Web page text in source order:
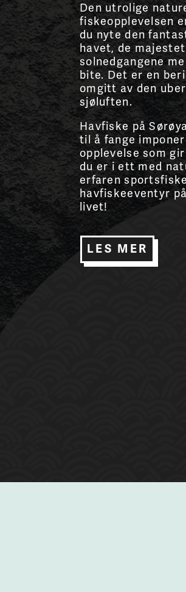
Den utrolige
fiskeopplevelsen
du nyte den
havet, de
solnedgangene
bite. Det er en
omgitt av den
sjøluften.
Havfiske på
til å fange
opplevelse som
du er i ett med
erfaren
havfiskeeventyr
livet!
LES MER